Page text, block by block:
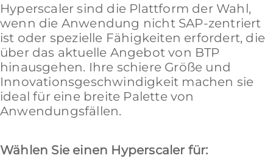
Hyperscaler sind die Plattform der Wahl,
wenn die Anwendung nicht SAP-zentriert
ist oder spezielle Fähigkeiten erfordert, die
über das aktuelle Angebot von BTP
hinausgehen. Ihre schiere Größe und
Innovationsgeschwindigkeit machen sie
ideal für eine breite Palette von
Anwendungsfällen.
Wählen Sie einen Hyperscaler für: